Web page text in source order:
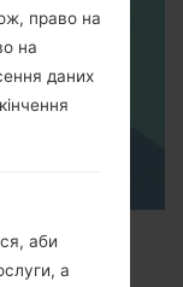
& USB
право на
на
даних
аби
а